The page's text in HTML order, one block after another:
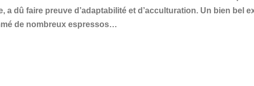
a dû faire preuve d’adaptabilité et d’acculturation. Un bien bel
de nombreux espressos…